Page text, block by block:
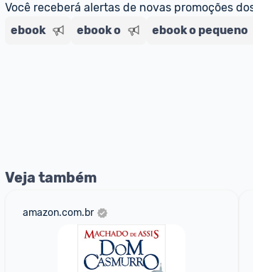
Você receberá alertas de novas promoções
ebook
ebook o ebook o pequeno
Veja também
amazon.com.br